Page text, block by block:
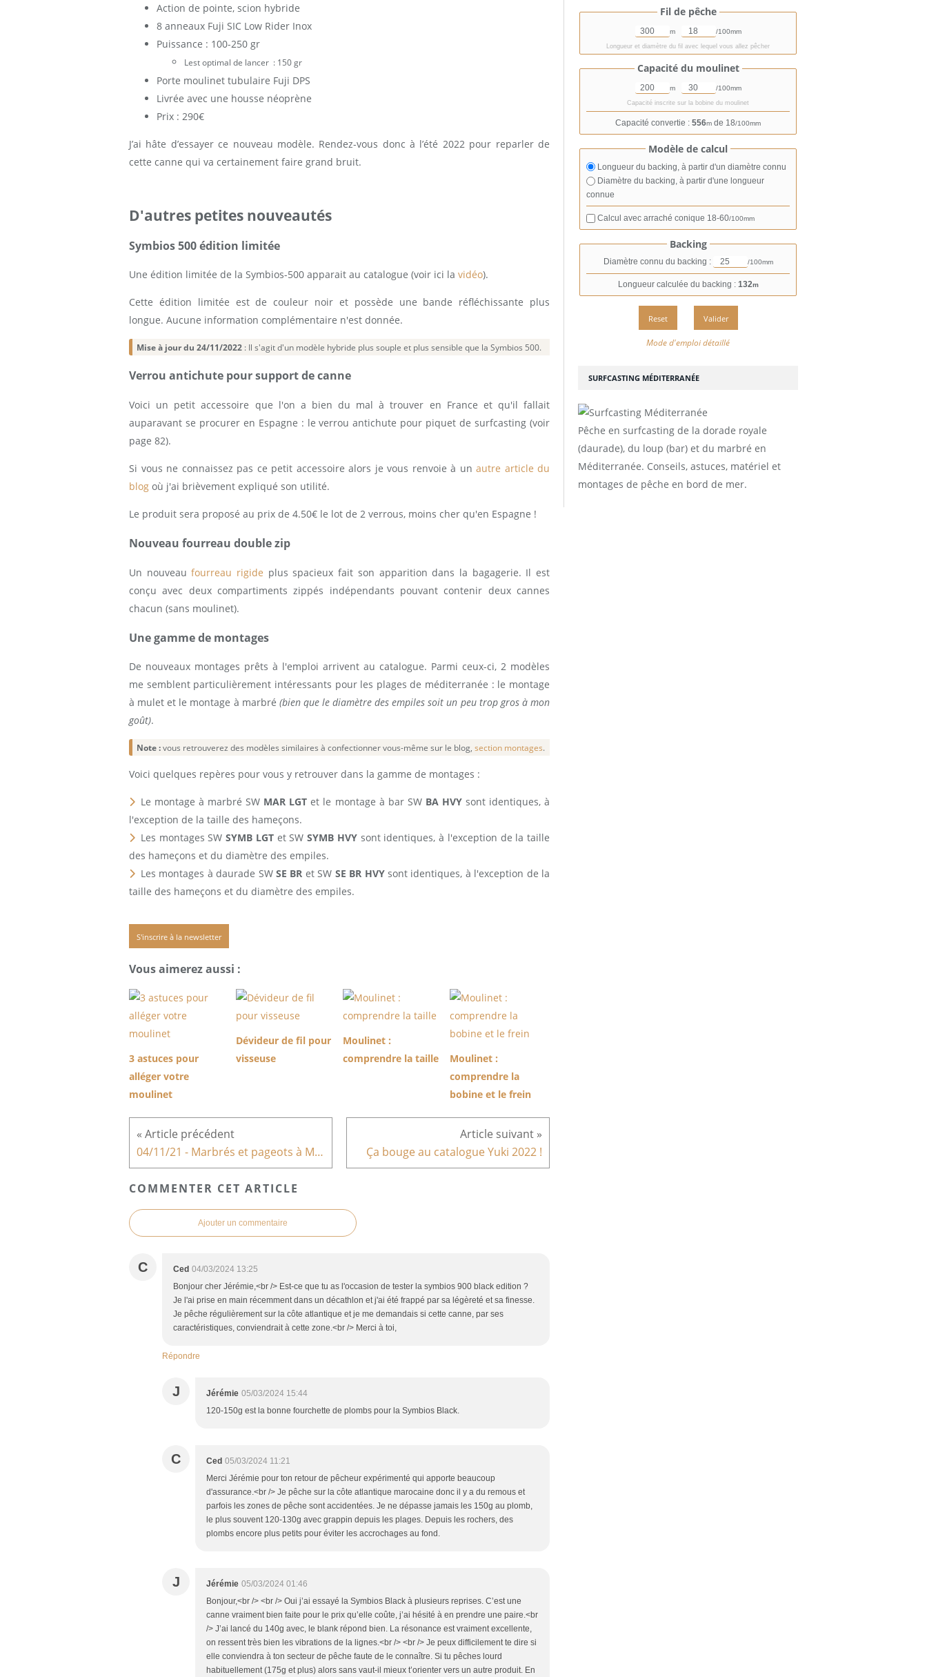
Action de pointe, scion hybride
8 anneaux Fuji SIC Low Rider Inox
Puissance : 100-250 gr
Lest optimal de lancer : 150 gr
Porte moulinet tubulaire Fuji DPS
Livrée avec une housse néoprène
Prix : 290€
J’ai hâte d’essayer ce nouveau modèle. Rendez-vous donc à l’été 2022 pour reparler de
cette canne qui va certainement faire grand bruit.
D'autres petites nouveautés
Symbios 500 édition limitée
Une édition limitée de la Symbios-500 apparait au catalogue (voir ici la vidéo).
Cette édition limitée est de couleur noir et possède une bande réfléchissante plus
longue. Aucune information complémentaire n'est donnée.
Mise à jour du 24/11/2022 : Il s'agit d'un modèle hybride plus souple et plus sensible que la Symbios 500.
Verrou antichute pour support de canne
Voici un petit accessoire que l'on a bien du mal à trouver en France et qu'il fallait
auparavant se procurer en Espagne : le verrou antichute pour piquet de surfcasting (voir
page 82).
Si vous ne connaissez pas ce petit accessoire alors je vous renvoie à un autre article du
blog où j'ai brièvement expliqué son utilité.
Le produit sera proposé au prix de 4.50€ le lot de 2 verrous, moins cher qu'en Espagne !
Nouveau fourreau double zip
Un nouveaufourreau rigide plus spacieux fait son apparition dans la bagagerie. Il est
conçu avec deux compartiments zippés indépendants pouvant contenir deux cannes
chacun (sans moulinet).
Une gamme de montages
De nouveaux montages prêts à l'emploi arrivent au catalogue. Parmi ceux-ci, 2 modèles
me semblent particulièrement intéressants pour les plages de méditerranée : le montage
à mulet et le montage à marbré (bien que le diamètre des empiles soit un peu trop gros à mon
goût).
Note :vous retrouverez des modèles similaires à confectionner vous-même sur le blog,section montages.
Voici quelques repères pour vous y retrouver dans la gamme de montages :
Le montage à marbré SW MAR LGT et le montage à bar SW BA HVYsont identiques, à
l'exception de la taille des hameçons.
Les montages SWSYMB LGTet SWSYMB HVYsont identiques, à l'exception de la taille
des hameçons et du diamètre des empiles.
Les montages à daurade SWSE BR et SW SE BR HVYsont identiques, à l'exception de la
taille des hameçons et du diamètre des empiles.
S'inscrire à la newsletter
Vous aimerez aussi :
3 astuces pour
alléger votre
moulinet
Dévideur de fil pour
visseuse
Moulinet :
comprendre la taille
Moulinet :
comprendre la
bobine et le frein
04/11/21 - Marbrés et pageots à Marseillan Ça bouge au catalogue Yuki 2022 !
COMMENTER CET ARTICLE
Ajouter un commentaire
C Ced 04/03/2024 13:25
Bonjour cher Jérémie,<br /> Est-ce que tu as l'occasion de tester la symbios 900 black edition ?
Je l'ai prise en main récemment dans un décathlon et j'ai été frappé par sa légèreté et sa finesse.
Je pêche régulièrement sur la côte atlantique et je me demandais si cette canne, par ses
caractéristiques, conviendrait à cette zone.<br /> Merci à toi,
Répondre
J Jérémie 05/03/2024 15:44
120-150g est la bonne fourchette de plombs pour la Symbios Black.
C Ced 05/03/2024 11:21
Merci Jérémie pour ton retour de pêcheur expérimenté qui apporte beaucoup
d'assurance.<br /> Je pêche sur la côte atlantique marocaine donc il y a du remous et
parfois les zones de pêche sont accidentées. Je ne dépasse jamais les 150g au plomb,
le plus souvent 120-130g avec grappin depuis les plages. Depuis les rochers, des
plombs encore plus petits pour éviter les accrochages au fond.
J Jérémie 05/03/2024 01:46
Bonjour,<br /> <br /> Oui j’ai essayé la Symbios Black à plusieurs reprises. C’est une
canne vraiment bien faite pour le prix qu’elle coûte, j’ai hésité à en prendre une paire.<br
/> J’ai lancé du 140g avec, le blank répond bien. La résonance est vraiment excellente,
on ressent très bien les vibrations de la lignes.<br /> <br /> Je peux difficilement te dire si
elle conviendra à ton secteur de pêche faute de le connaître. Si tu pêches lourd
habituellement (175g et plus) alors sans vaut-il mieux t’orienter vers un autre produit. En
SURFCASTING MÉDITERRANÉE
Pêche en surfcasting de la dorade royale
(daurade), du loup (bar) et du marbré en
Méditerranée. Conseils, astuces, matériel et
montages de pêche en bord de mer.
Fil de pêche
m /100mm
Longueur et diamètre du fil avec lequel vous allez pêcher
Capacité du moulinet
m /100mm
Capacité inscrite sur la bobine du moulinet
Capacité convertie : 556m de 18/100mm
Modèle de calcul
Longueur du backing, à partir d'un diamètre connu
Diamètre du backing, à partir d'une longueur
connue
Calcul avec arraché conique 18-60/100mm
Backing
Diamètre connu du backing : /100mm
Longueur calculée du backing : 132m
Mode d'emploi détaillé